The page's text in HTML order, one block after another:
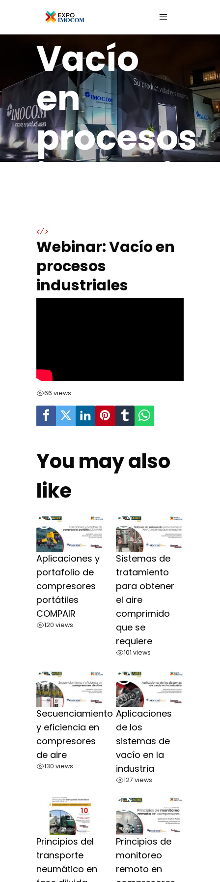
Webinar:
Vacío
en
procesos
</>
Webinar: Vacío en
procesos
industriales
66 views
You may also
like
Aplicaciones y
portafolio de
compresores
portátiles
COMPAIR
120 views
Sistemas de
tratamiento
para obtener
el aire
comprimido
que se
requiere
101 views
Secuenciamiento
y eficiencia en
compresores
de aire
130 views
Aplicaciones
de los
sistemas de
vacío en la
industria
127 views
Principios del
transporte
neumático en
Principios de
monitoreo
remoto en